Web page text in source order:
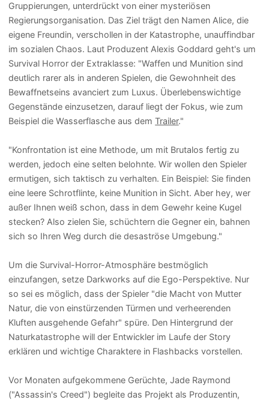
Gruppierungen, unterdrückt von einer mysteriösen
Regierungsorganisation. Das Ziel trägt den Namen Alice, die
eigene Freundin, verschollen in der Katastrophe, unauffindbar
im sozialen Chaos. Laut Produzent Alexis Goddard geht's um
Survival Horror der Extraklasse: "Waffen und Munition sind
deutlich rarer als in anderen Spielen, die Gewohnheit des
Bewaffnetseins avanciert zum Luxus. Überlebenswichtige
Gegenstände einzusetzen, darauf liegt der Fokus, wie zum
Beispiel die Wasserflasche aus demTrailer."
"Konfrontation ist eine Methode, um mit Brutalos fertig zu
werden, jedoch eine selten belohnte. Wir wollen den Spieler
ermutigen, sich taktisch zu verhalten. Ein Beispiel: Sie finden
eine leere Schrotflinte, keine Munition in Sicht. Aber hey, wer
außer Ihnen weiß schon, dass in dem Gewehr keine Kugel
stecken? Also zielen Sie, schüchtern die Gegner ein, bahnen
sich so Ihren Weg durch die desaströse Umgebung."
Um die Survival-Horror-Atmosphäre bestmöglich
einzufangen, setze Darkworks auf die Ego-Perspektive. Nur
so sei es möglich, dass der Spieler "die Macht von Mutter
Natur, die von einstürzenden Türmen und verheerenden
Kluften ausgehende Gefahr" spüre. Den Hintergrund der
Naturkatastrophe will der Entwickler im Laufe der Story
erklären und wichtige Charaktere in Flashbacks vorstellen.
Vor Monaten aufgekommene Gerüchte, Jade Raymond
("Assassin's Creed") begleite das Projekt als Produzentin,